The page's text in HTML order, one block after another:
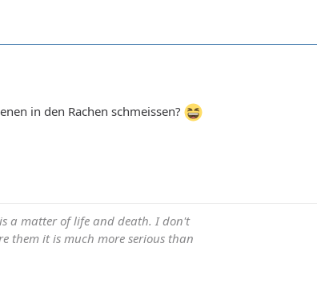
in den Rachen schmeissen?
a matter of life and death. I don't
them it is much more serious than